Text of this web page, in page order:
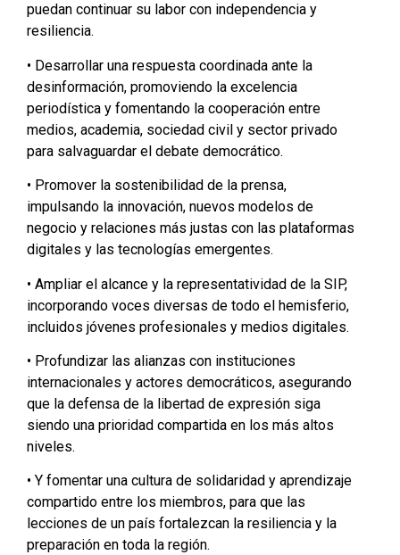
puedan continuar su labor con independencia y
resiliencia.
• Desarrollar una respuesta coordinada ante la
desinformación, promoviendo la excelencia
periodística y fomentando la cooperación entre
medios, academia, sociedad civil y sector privado
para salvaguardar el debate democrático.
• Promover la sostenibilidad de la prensa,
impulsando la innovación, nuevos modelos de
negocio y relaciones más justas con las plataformas
digitales y las tecnologías emergentes.
• Ampliar el alcance y la representatividad de la SIP,
incorporando voces diversas de todo el hemisferio,
incluidos jóvenes profesionales y medios digitales.
• Profundizar las alianzas con instituciones
internacionales y actores democráticos, asegurando
que la defensa de la libertad de expresión siga
siendo una prioridad compartida en los más altos
niveles.
• Y fomentar una cultura de solidaridad y aprendizaje
compartido entre los miembros, para que las
lecciones de un país fortalezcan la resiliencia y la
preparación en toda la región.